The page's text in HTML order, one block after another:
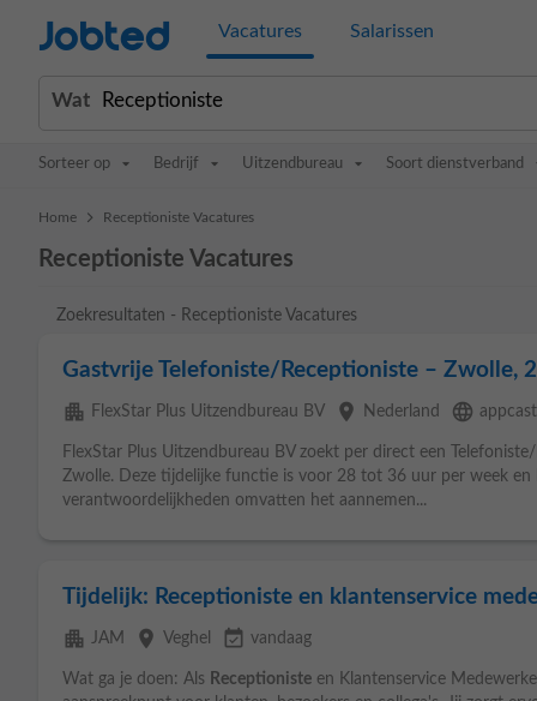
Jobted Vacatures Salarissen
Wat
Sorteer op Bedrijf Uitzendbureau Soort dienstverband
Home > Receptioniste Vacatures
Receptioniste Vacatures
Zoekresultaten - Receptioniste Vacatures
Gastvrije Telefoniste/Receptioniste – Zwolle,
apartment FlexStar Plus Uitzendbureau BV place Nederland language
FlexStar Plus Uitzendbureau BV zoekt per direct een Telefoniste/
Zwolle. Deze tijdelijke functie is voor 28 tot 36 uur per week en
verantwoordelijkheden omvatten het aannemen...
Tijdelijk: Receptioniste en klantenservice
apartment JAM place Veghel event_available vandaag
Wat ga je doen: Als Receptioniste en Klantenservice